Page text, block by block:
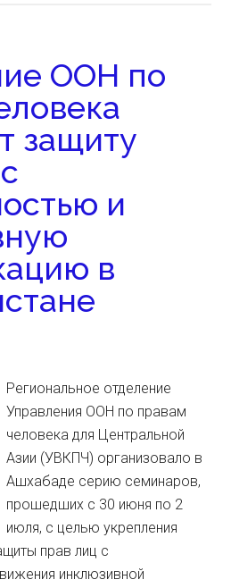
ООН по
защиту
и
в
Региональное отделение
Управления ООН по правам
человека для Центральной
Азии (УВКПЧ) организовало в
Ашхабаде серию семинаров,
прошедших с 30 июня по 2
июля, с целью укрепления
прав лиц с
инклюзивной